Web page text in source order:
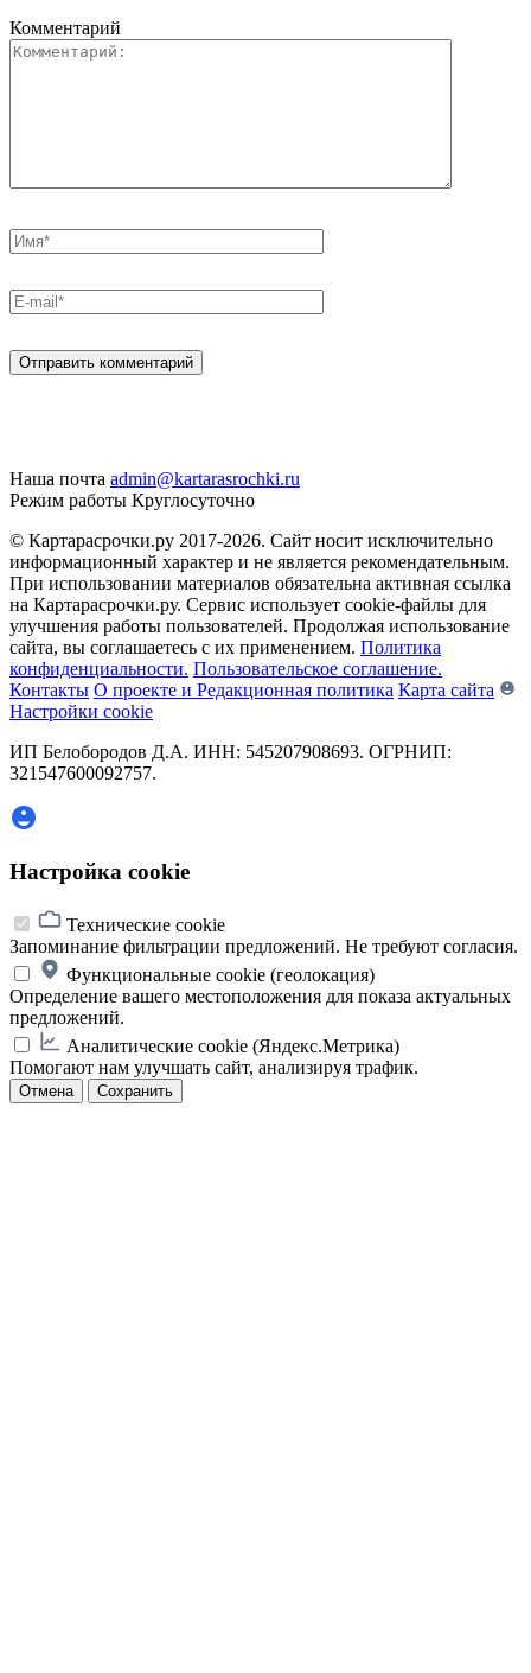
Комментарий
Наша почта admin@kartarasrochki.ru
Режим работы Круглосуточно
© Картарасрочки.ру 2017-2026. Сайт носит исключительно
информационный характер и не является рекомендательным.
При использовании материалов обязательна активная ссылка
на Картарасрочки.ру. Сервис использует cookie-файлы для
улучшения работы пользователей. Продолжая использование
сайта, вы соглашаетесь с их применением. Политика
конфиденциальности. Пользовательское соглашение.
Контакты О проекте и Редакционная политика Карта сайта
Настройки cookie
ИП Белобородов Д.А. ИНН: 545207908693. ОГРНИП:
321547600092757.
Настройка cookie
Технические cookie
Запоминание фильтрации предложений. Не требуют согласия.
Функциональные cookie (геолокация)
Определение вашего местоположения для показа актуальных
предложений.
Аналитические cookie (Яндекс.Метрика)
Помогают нам улучшать сайт, анализируя трафик.
Отмена Сохранить